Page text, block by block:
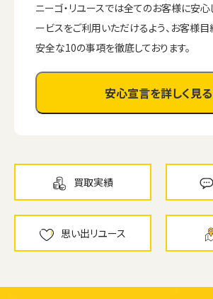
ニーゴ・リユースでは全てのお客様に安
ービスをご利用いただけるよう、お客様目
安全な10の事項を徹底しております。
安心宣言を詳しく見る
買取実績
思い出リユース